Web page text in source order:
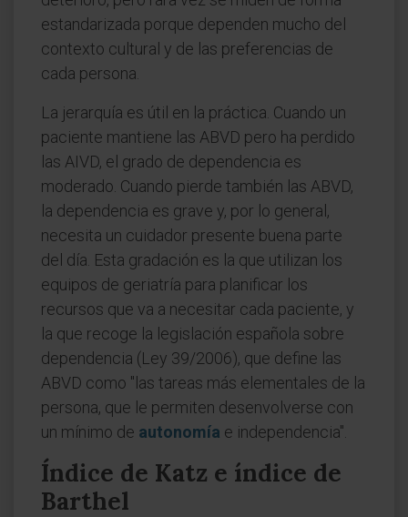
estandarizada porque dependen mucho del
contexto cultural y de las preferencias de
cada persona.
La jerarquía es útil en la práctica. Cuando un
paciente mantiene las ABVD pero ha perdido
las AIVD, el grado de dependencia es
moderado. Cuando pierde también las ABVD,
la dependencia es grave y, por lo general,
necesita un cuidador presente buena parte
del día. Esta gradación es la que utilizan los
equipos de geriatría para planificar los
recursos que va a necesitar cada paciente, y
la que recoge la legislación española sobre
dependencia (Ley 39/2006), que define las
ABVD como "las tareas más elementales de la
persona, que le permiten desenvolverse con
un mínimo de autonomía e independencia".
Índice de Katz e índice de
Barthel